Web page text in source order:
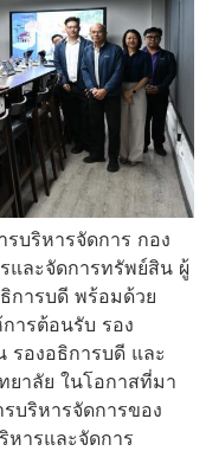
บริหารจัดการ กอง
และจัดการทรัพย์สิน ผู้
การบดี พร้อมด้วย
ารต้อนรับ รอง
รองอธิการบดี และ
าลัย ในโอกาสที่มา
บริหารจัดการของ
หารและจัดการ